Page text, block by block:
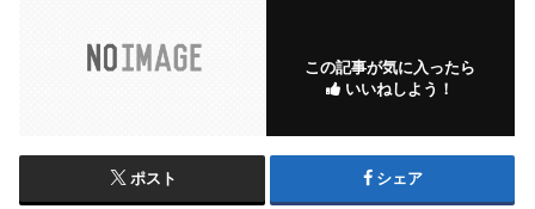
この記事が気に入ったら
いいねしよう！
ポスト シェア